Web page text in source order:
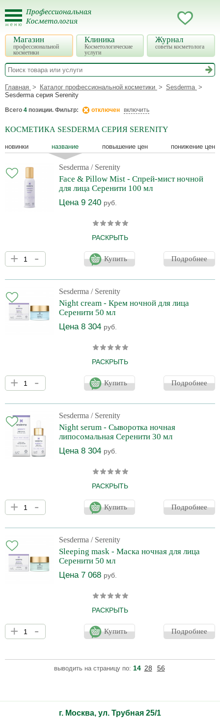
Магазин
профессиональной
косметики
Клиника
Косметологические
услуги
Журнал
советы косметолога
Главная Каталог профессиональной косметики
Sesderma
Sesderma серия Serenity
Всего 4 позиции. Фильтр: отключен включить
КОСМЕТИКА SESDERMA СЕРИЯ SERENITY
новинки название повышение цен понижение цен
Sesderma / Serenity
Face & Pillow Mist - Спрей-мист ночной
для лица Серенити 100 мл
Цена 9 240 руб.
РАСКРЫТЬ
Инновационный продукт, стимулирующий интенсивное
восстановление кожи во время ночного сна. Восстанавливает
здоровый биологический ритм клеток кожи, улучшает обменные
стресса. Спрей обладает ароматерапевтическим действием,
улучшает качество сна. Незаменимое средство для людей,
страдающих от нехватки сна.
+ - Купить Подробнее
Sesderma / Serenity
Night cream - Крем ночной для лица
Серенити 50 мл
Цена 8 304 руб.
РАСКРЫТЬ
Ночной крем Serenity с мелатонином и расслабляющими
активными ингредиентами идеально подходит для вечернего
ритуала красоты. Он помогает противодействовать
во время сна.
+ - Купить Подробнее
Sesderma / Serenity
Night serum - Сыворотка ночная
липосомальная Серенити 30 мл
Цена 8 304 руб.
РАСКРЫТЬ
Интенсивная ночная сыворотка с мелатонином, помогает коже
восстановиться во время ночного сна. Приятный
расслабляющий аромат помогает быстрее заснуть и улучшает
в периоды повышенного стресса и нехватки сна.
+ - Купить Подробнее
Sesderma / Serenity
Sleeping mask - Маска ночная для лица
Серенити 50 мл
Цена 7 068 руб.
РАСКРЫТЬ
Интенсивная ночная маска с нежной, легкой текстурой и
приятным расслабляющим запахом. Восстанавливает кожу от
повреждений, полученных в течение дня, снимает стресс,
+ - Купить Подробнее
выводить на страницу по: 14 28 56
г. Москва, ул. Трубная 25/1